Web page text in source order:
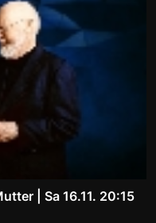
| Sa 16.11. 20:15